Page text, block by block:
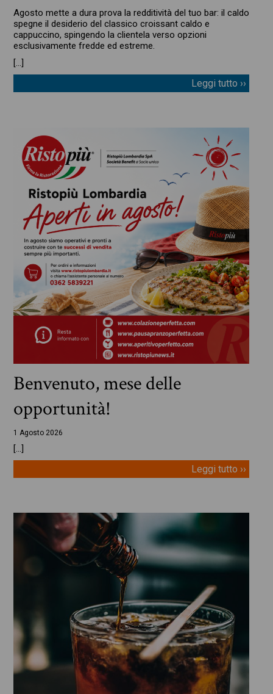
Agosto mette a dura prova la redditività del tuo bar: il caldo
spegne il desiderio del classico croissant caldo e
cappuccino, spingendo la clientela verso opzioni
esclusivamente fredde ed estreme.
[…]
Leggi tutto ››
Benvenuto, mese delle
opportunità!
1 Agosto 2026
[…]
Leggi tutto ››